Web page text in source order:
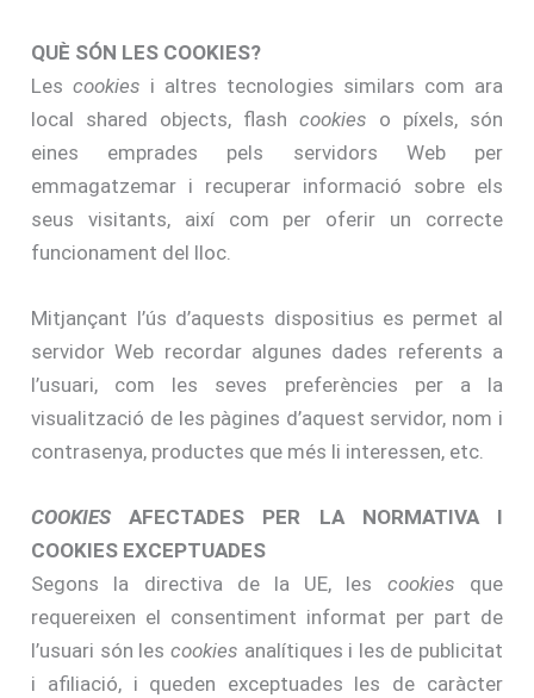
QUÈ SÓN LES COOKIES?
Lescookies i altres tecnologies similars com ara
local shared objects, flash cookies o píxels, són
eines emprades pels servidors Web per
emmagatzemar i recuperar informació sobre els
seus visitants, així com per oferir un correcte
funcionament del lloc.
Mitjançant l’ús d’aquests dispositius es permet al
servidor Web recordar algunes dades referents a
l’usuari, com les seves preferències per a la
visualització de les pàgines d’aquest servidor, nom i
contrasenya, productes que més li interessen, etc.
COOKIESAFECTADES PER LA NORMATIVA I
COOKIES EXCEPTUADES
Segons la directiva de la UE, les cookies que
requereixen el consentiment informat per part de
l’usuari són les cookies analítiques i les de publicitat
i afiliació, i queden exceptuades les de caràcter